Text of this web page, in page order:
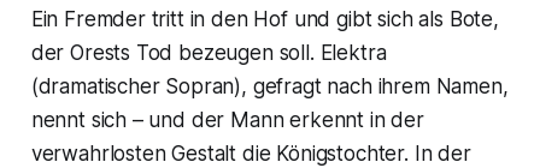
Ein Fremder tritt in den Hof und gibt sich als Bote,
der Orests Tod bezeugen soll. Elektra
(dramatischer Sopran), gefragt nach ihrem Namen,
nennt sich – und der Mann erkennt in der
verwahrlosten Gestalt die Königstochter. In der